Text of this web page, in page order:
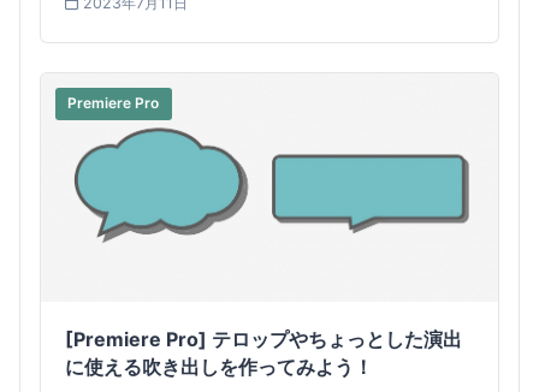
Premiere Pro
[Premiere Pro] テロップやちょっとした演出
に使える吹き出しを作ってみよう！